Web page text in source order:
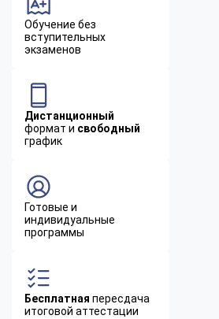
Обучение без
вступительных
экзаменов
Дистанционный
формат и свободный
график
Готовые и
индивидуальные
программы
Бесплатная пересдача
итоговой аттестации